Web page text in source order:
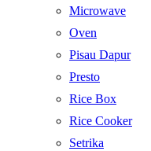
Microwave
Oven
Pisau Dapur
Presto
Rice Box
Rice Cooker
Setrika